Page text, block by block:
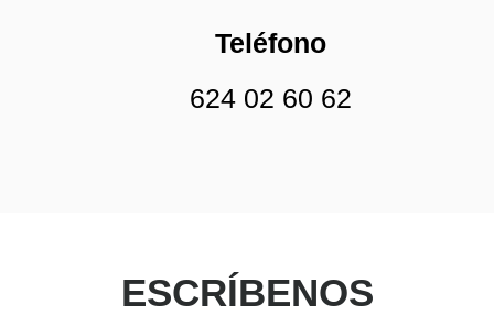
Teléfono
624 02 60 62
ESCRÍBENOS